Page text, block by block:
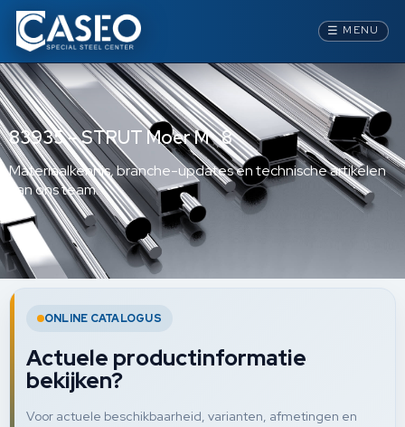
☰ MENU
83935 – STRUT Moer M 8
Materiaalkennis, branche-updates en technische artikelen
van ons team.
ONLINE CATALOGUS
Actuele productinformatie
bekijken?
Voor actuele beschikbaarheid, varianten, afmetingen en